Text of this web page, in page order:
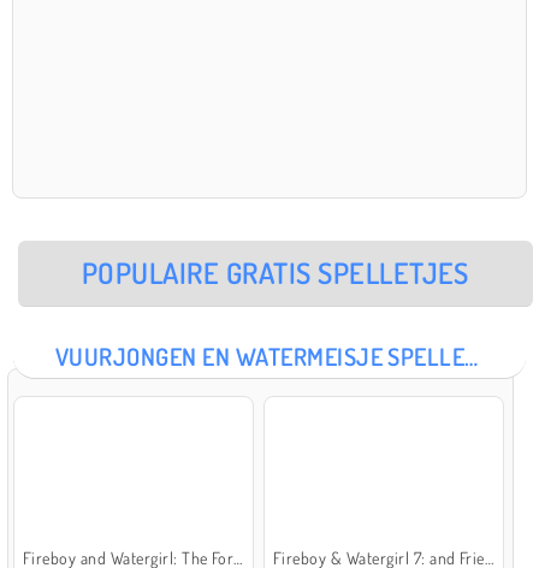
POPULAIRE GRATIS SPELLETJES
VUURJONGEN EN WATERMEISJE SPELLETJES